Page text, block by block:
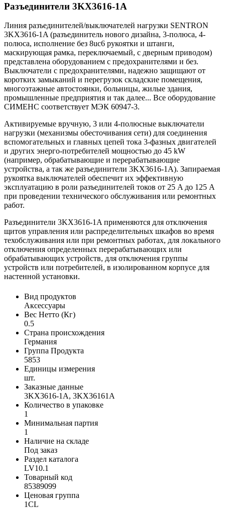
Разъединители 3KX3616-1A
Линия разъединителей/выключателей нагрузки SENTRON
3KX3616-1A (разъединитель нового дизайна, 3-полюса, 4-
полюса, исполнение без 8uc6 рукоятки и штанги,
маскирующая рамка, переключаемый, с дверным приводом)
представлена оборудованием с предохранителями и без.
Выключатели с предохранителями, надежно защищают от
коротких замыканий и перегрузок складские помещения,
многоэтажные автостоянки, больницы, жилые здания,
промышленные предприятия и так далее... Все оборудование
СИМЕНС соответствует МЭК 60947-3.
Активируемые вручную, 3 или 4-полюсные выключатели
нагрузки (механизмы обесточивания сети) для соединения
вспомогательных и главных цепей тока 3-фазных двигателей
и других энерго-потребителей мощностью до 45 kW
(например, обрабатывающие и перерабатывающие
устройства, а так же разъединители 3KX3616-1A). Запираемая
рукоятка выключателей обеспечит их эффективную
эксплуатацию в роли разъединителей токов от 25 A до 125 A
при проведении технического обслуживания или ремонтных
работ.
Разъединители 3KX3616-1A применяются для отключения
щитов управления или распределительных шкафов во время
техобслуживания или при ремонтных работах, для локального
отключения определенных перерабатывающих или
обрабатывающих устройств, для отключения группы
устройств или потребителей, в изолированном корпусе для
настенной установки.
Вид продуктов
Аксессуары
Вес Нетто (Кг)
0.5
Страна происхождения
Германия
Группа Продукта
5853
Единицы измерения
шт.
Заказные данные
3KX3616-1A, 3KX36161A
Количество в упаковке
1
Минимальная партия
1
Наличие на складе
Под заказ
Раздел каталога
LV10.1
Товарный код
85389099
Ценовая группа
1CL